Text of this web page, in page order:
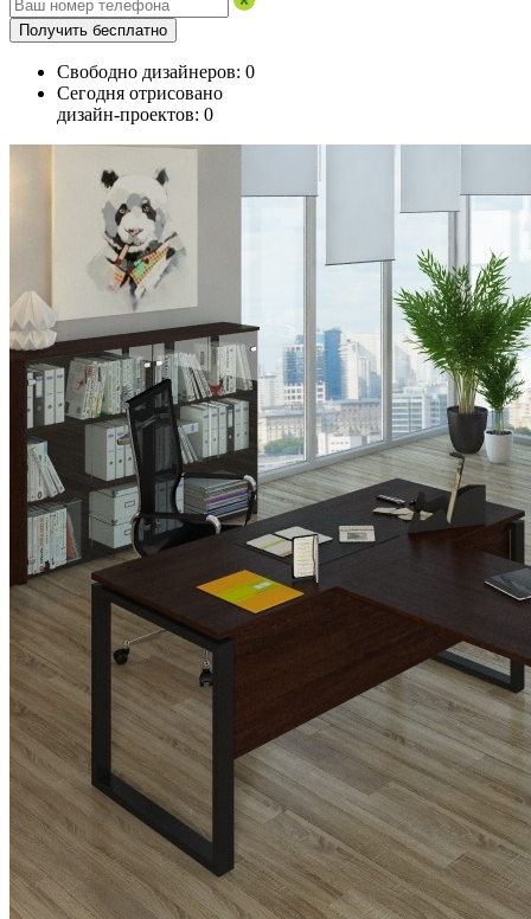
Получить бесплатно
Свободно дизайнеров: 0
Сегодня отрисовано
дизайн-проектов: 0